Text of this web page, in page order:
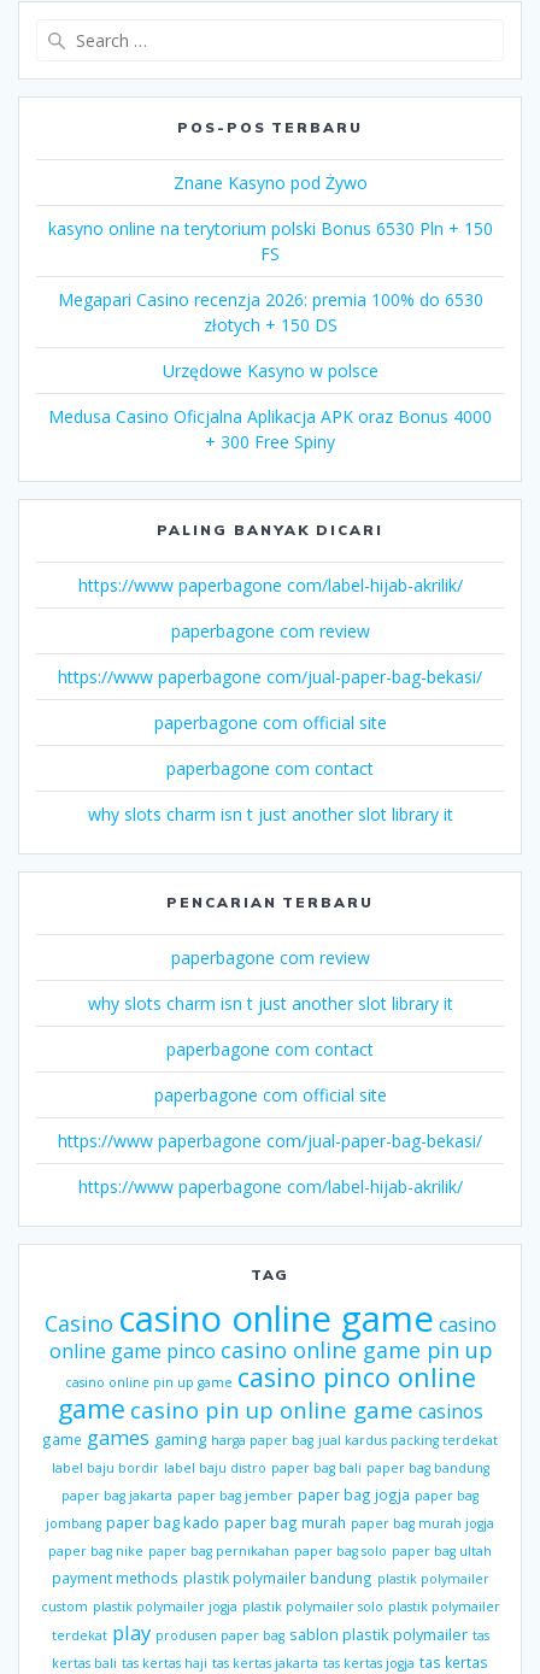
POS-POS TERBARU
Znane Kasyno pod Żywo
kasyno online na terytorium polski Bonus 6530 Pln + 150
FS
Megapari Casino recenzja 2026: premia 100% do 6530
złotych + 150 DS
Urzędowe Kasyno w polsce
Medusa Casino Oficjalna Aplikacja APK oraz Bonus 4000
+ 300 Free Spiny
PALING BANYAK DICARI
https://www paperbagone com/label-hijab-akrilik/
paperbagone com review
https://www paperbagone com/jual-paper-bag-bekasi/
paperbagone com official site
paperbagone com contact
why slots charm isn t just another slot library it
PENCARIAN TERBARU
paperbagone com review
why slots charm isn t just another slot library it
paperbagone com contact
paperbagone com official site
https://www paperbagone com/jual-paper-bag-bekasi/
https://www paperbagone com/label-hijab-akrilik/
TAG
Casino casino online game casino
online game pinco casino online game pin up
casino online pin up game casino pinco online
game casino pin up online game casinos
game games gaming harga paper bag jual kardus packing terdekat
label baju bordir label baju distro paper bag bali paper bag bandung
paper bag jakarta paper bag jember paper bag jogja paper bag
jombang paper bag kado paper bag murah paper bag murah jogja
paper bag nike paper bag pernikahan paper bag solo paper bag ultah
payment methods plastik polymailer bandung plastik polymailer
custom plastik polymailer jogja plastik polymailer solo plastik polymailer
terdekat play produsen paper bag sablon plastik polymailer tas
kertas bali tas kertas haji tas kertas jakarta tas kertas jogja tas kertas